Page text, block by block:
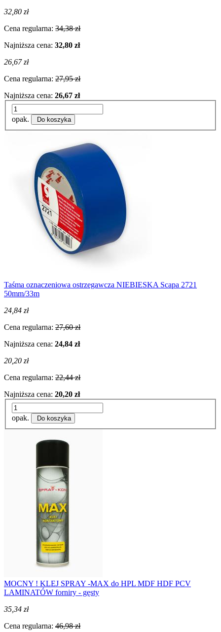
32,80 zł
Cena regularna: 34,38 zł
Najniższa cena: 32,80 zł
26,67 zł
Cena regularna: 27,95 zł
Najniższa cena: 26,67 zł
opak. Do koszyka
Taśma oznaczeniowa ostrzegawcza NIEBIESKA Scapa 2721
50mm/33m
24,84 zł
Cena regularna: 27,60 zł
Najniższa cena: 24,84 zł
20,20 zł
Cena regularna: 22,44 zł
Najniższa cena: 20,20 zł
opak. Do koszyka
MOCNY ! KLEJ SPRAY -MAX do HPL MDF HDF PCV
LAMINATÓW forniry - gęsty
35,34 zł
Cena regularna: 46,98 zł